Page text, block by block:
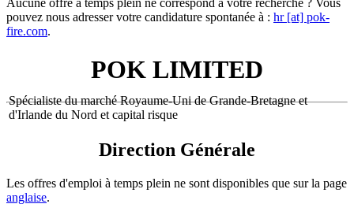
pouvez nous adresser votre candidature spontanée à : hr [at] pok-
fire.com.
POK LIMITED
Spécialiste du marché Royaume-Uni de Grande-Bretagne et
d'Irlande du Nord et capital risque
Direction Générale
Les offres d'emploi à temps plein ne sont disponibles que sur la page
anglaise.